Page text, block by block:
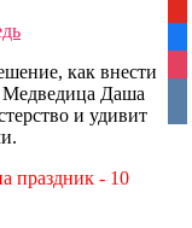
как внести
Медведица Даша
и удивит
праздник - 10